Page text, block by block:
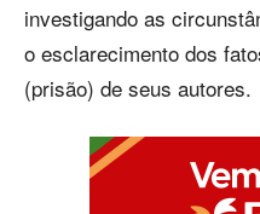
investigando as
o esclarecimento dos
(prisão) de seus autores.